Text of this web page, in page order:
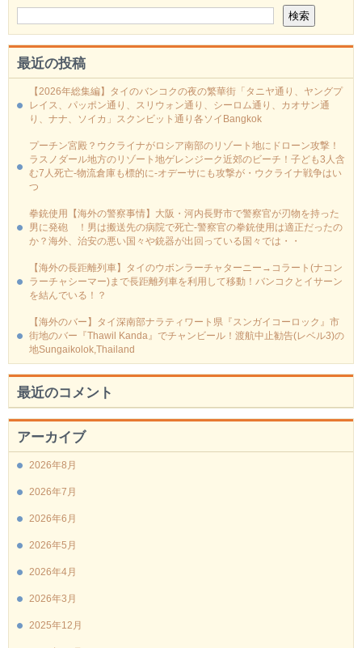
最近の投稿
【2026年総集編】タイのバンコクの夜の繁華街「タニヤ通り、ヤングプ
レイス、パッポン通り、スリウォン通り、シーロム通り、カオサン通
り、ナナ、ソイカ」スクンビット通り各ソイBangkok
プーチン宮殿？ウクライナがロシア南部のリゾート地にドローン攻撃！
ラスノダール地方のリゾート地ゲレンジーク近郊のビーチ！子ども3人含
む7人死亡-物流倉庫も標的に‐オデーサにも攻撃が・ウクライナ戦争はい
つ
拳銃使用【海外の警察事情】大阪・河内長野市で警察官が刃物を持った
男に発砲 ！男は搬送先の病院で死亡-警察官の拳銃使用は適正だったの
か？海外、治安の悪い国々や銃器が出回っている国々では・・
【海外の長距離列車】タイのウボンラーチャターニー→コラート(ナコン
ラーチャシーマー)まで長距離列車を利用して移動！バンコクとイサーン
を結んでいる！？
【海外のバー】タイ深南部ナラティワート県『スンガイコーロック』市
街地のバー『Thawil Kanda』でチャンビール！渡航中止勧告(レベル3)の
地Sungaikolok,Thailand
最近のコメント
アーカイブ
2026年8月
2026年7月
2026年6月
2026年5月
2026年4月
2026年3月
2025年12月